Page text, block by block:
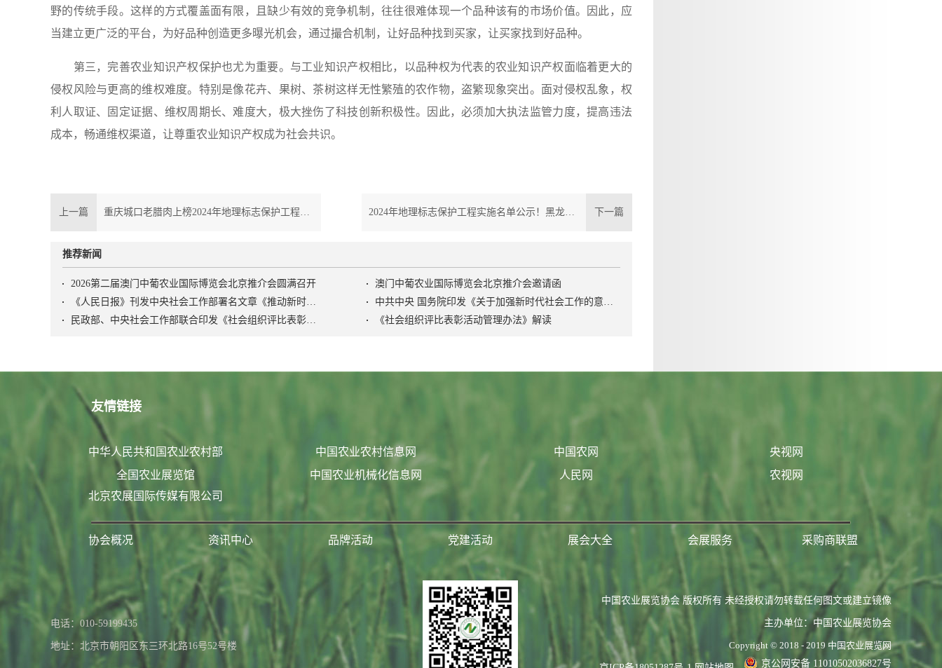
野的传统手段。这样的方式覆盖面有限，且缺少有效的竞争机制，往往很难体现一个品种该有的市场价值。因此，应
当建立更广泛的平台，为好品种创造更多曝光机会，通过撮合机制，让好品种找到买家，让买家找到好品种。
第三，完善农业知识产权保护也尤为重要。与工业知识产权相比，以品种权为代表的农业知识产权面临着更大的
侵权风险与更高的维权难度。特别是像花卉、果树、茶树这样无性繁殖的农作物，盗繁现象突出。面对侵权乱象，权
利人取证、固定证据、维权周期长、难度大，极大挫伤了科技创新积极性。因此，必须加大执法监管力度，提高违法
成本，畅通维权渠道，让尊重农业知识产权成为社会共识。
上一篇 重庆城口老腊肉上榜2024年地理标志保护工程实施名单 下一篇
2024年地理标志保护工程实施名单公示！黑龙江两项拟入选
推荐新闻
2026第二届澳门中葡农业国际博览会北京推介会圆满召开
澳门中葡农业国际博览会北京推介会邀请函
《人民日报》刊发中央社会工作部署名文章《推动新时代社会工作高质量发展 坚定不移走中国特色社会主义社会治理之路》
中共中央 国务院印发《关于加强新时代社会工作的意见》
民政部、中央社会工作部联合印发《社会组织评比表彰活动管理办法》
《社会组织评比表彰活动管理办法》解读
友情链接
中华人民共和国农业农村部
全国农业展览馆
北京农展国际传媒有限公司
中国农业农村信息网
中国农业机械化信息网
中国农网
人民网
央视网
农视网
协会概况 资讯中心 品牌活动 党建活动 展会大全 会展服务 采购商联盟
电话：010-59199435
地址：北京市朝阳区东三环北路16号52号楼
中国农业展览协会 版权所有 未经授权请勿转载任何图文或建立镜像
主办单位：中国农业展览协会
Copyright © 2018 - 2019 中国农业展览网
京公网安备 11010502036827号